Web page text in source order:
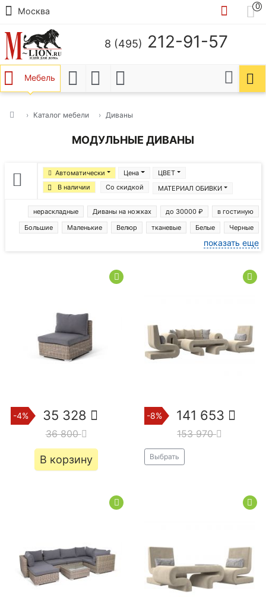
Москва
0
8 (495) 212-91-57
Мебель
Каталог мебели Диваны
МОДУЛЬНЫЕ ДИВАНЫ
Автоматически
Цена
В наличии
Со скидкой
ЦВЕТ
МАТЕРИАЛ ОБИВКИ
нераскладные Диваны на ножках до 30000 ₽
в гостиную
Большие
Маленькие Велюр тканевые Белые
Черные
Коричневые
Синие
Артис из велюра
Атланта
показать еще
-4% 35 328
36 800
В корзину
-8% 141 653
153 970
Выбрать